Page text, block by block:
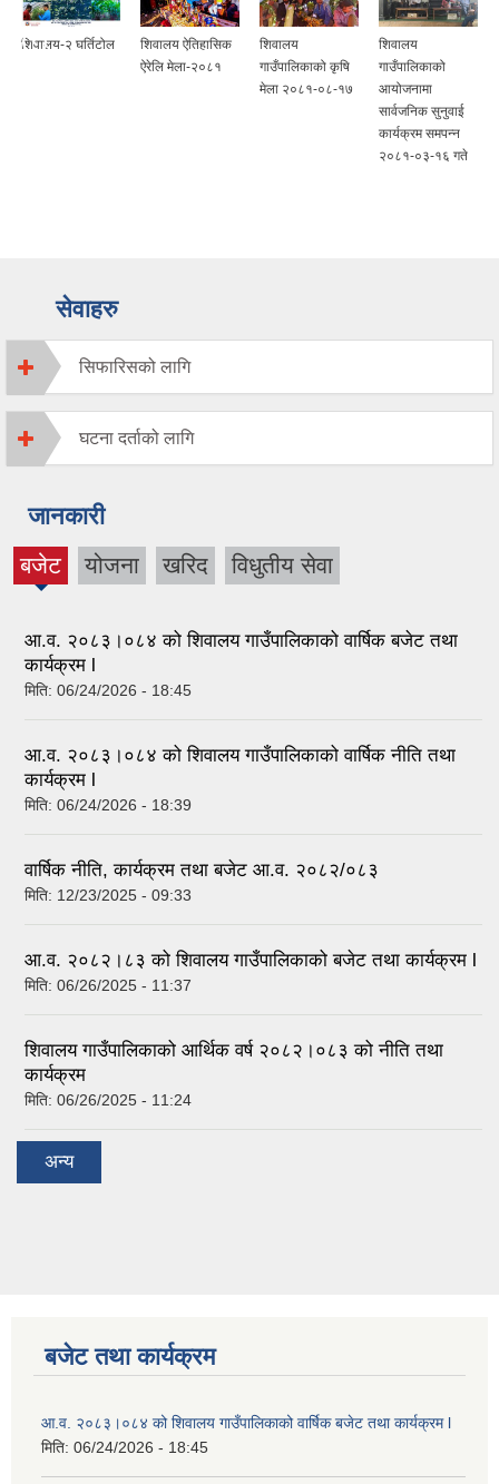
शिवालय-२ घर्तिटोल
शिवालय ऐतिहासिक
ऐरेलि मेला-२०८१
शिवालय
गाउँपालिकाको कृषि
मेला २०८१-०८-१७
शिवालय
गाउँपालिकाको
आयोजनामा
सार्वजनिक सुनुवाई
कार्यक्रम समपन्न
२०८१-०३-१६ गते
सेवाहरु
सिफारिसको लागि
घटना दर्ताको लागि
जानकारी
बजेट
(active
योजना खरिद विधुतीय सेवा
आ.व. २०८३।०८४ को शिवालय गाउँपालिकाको वार्षिक बजेट तथा
कार्यक्रम l
मिति: 06/24/2026 - 18:45
आ.व. २०८३।०८४ को शिवालय गाउँपालिकाको वार्षिक नीति तथा
कार्यक्रम l
मिति: 06/24/2026 - 18:39
वार्षिक नीति, कार्यक्रम तथा बजेट आ.व. २०८२/०८३
मिति: 12/23/2025 - 09:33
आ.व. २०८२।८३ को शिवालय गाउँपालिकाको बजेट तथा कार्यक्रम l
मिति: 06/26/2025 - 11:37
शिवालय गाउँपालिकाको आर्थिक वर्ष २०८२।०८३ को नीति तथा
कार्यक्रम
मिति: 06/26/2025 - 11:24
अन्य
बजेट तथा कार्यक्रम
आ.व. २०८३।०८४ को शिवालय गाउँपालिकाको वार्षिक बजेट तथा कार्यक्रम l
मिति: 06/24/2026 - 18:45